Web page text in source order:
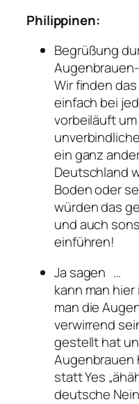
Philippinen:
Begrüßung
Wir finden
einfach bei
vorbeiläuft
ein ganz
Deutschland
Boden oder
würden das
und auch
einführen!
Ja sagen …
kann man
man die
verwirrend
gestellt hat
Augenbrauen
statt Yes
deutsche